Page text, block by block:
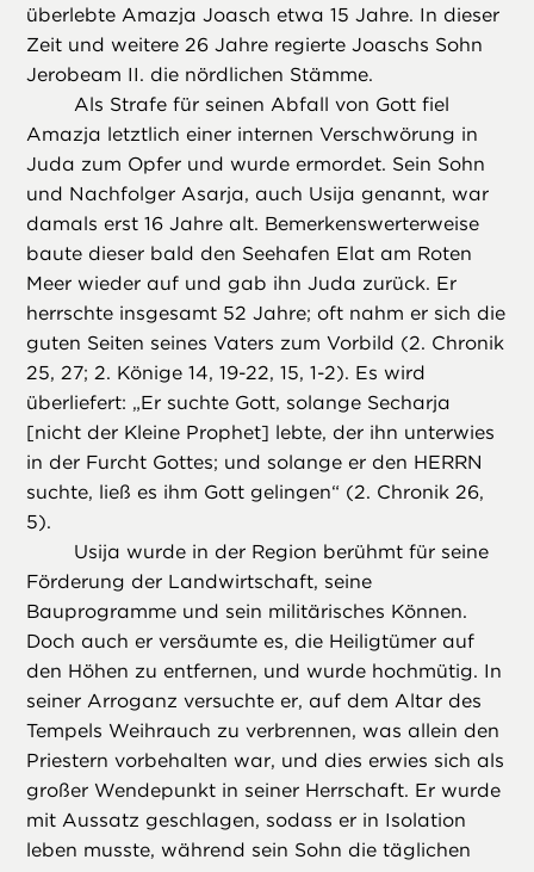
überlebte Amazja Joasch etwa 15 Jahre. In dieser
Zeit und weitere 26 Jahre regierte Joaschs Sohn
Jerobeam II. die nördlichen Stämme.
Als Strafe für seinen Abfall von Gott fiel
Amazja letztlich einer internen Verschwörung in
Juda zum Opfer und wurde ermordet. Sein Sohn
und Nachfolger Asarja, auch Usija genannt, war
damals erst 16 Jahre alt. Bemerkenswerterweise
baute dieser bald den Seehafen Elat am Roten
Meer wieder auf und gab ihn Juda zurück. Er
herrschte insgesamt 52 Jahre; oft nahm er sich die
guten Seiten seines Vaters zum Vorbild (2. Chronik
25, 27; 2. Könige 14, 19-22, 15, 1-2). Es wird
überliefert: „Er suchte Gott, solange Secharja
[nicht der Kleine Prophet] lebte, der ihn unterwies
in der Furcht Gottes; und solange er den HERRN
suchte, ließ es ihm Gott gelingen“ (2. Chronik 26,
5).
Usija wurde in der Region berühmt für seine
Förderung der Landwirtschaft, seine
Bauprogramme und sein militärisches Können.
Doch auch er versäumte es, die Heiligtümer auf
den Höhen zu entfernen, und wurde hochmütig. In
seiner Arroganz versuchte er, auf dem Altar des
Tempels Weihrauch zu verbrennen, was allein den
Priestern vorbehalten war, und dies erwies sich als
großer Wendepunkt in seiner Herrschaft. Er wurde
mit Aussatz geschlagen, sodass er in Isolation
leben musste, während sein Sohn die täglichen